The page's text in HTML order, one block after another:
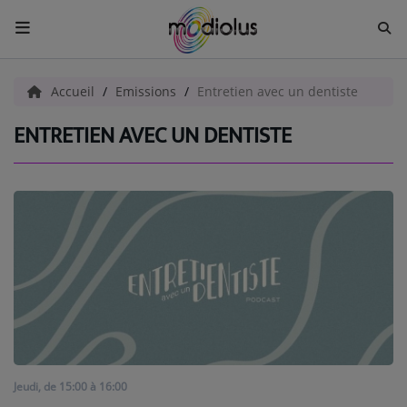
ACCUEIL
Radio
EMISSIONS
EQUIPES
EVÈNEMENTS
Musique
TOP 10
Accueil Emissions Entretien avec un dentiste
ENTRETIEN AVEC UN DENTISTE
Jeudi, de 15:00 à 16:00